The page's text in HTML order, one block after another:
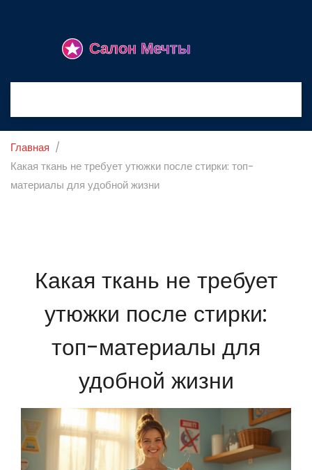
Главная
Какая ткань не требует утюжки после стирки: топ-
материалы для удобной жизни
Какая ткань не требует
утюжки после стирки:
топ-материалы для
удобной жизни